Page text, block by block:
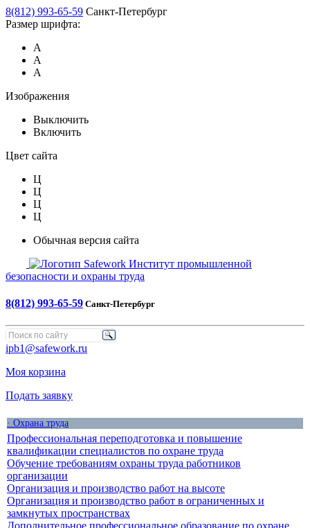
8(812) 993-65-59 Санкт-Петербург
Размер шрифта:
А
А
А
Изображения
Выключить
Включить
Цвет сайта
Ц
Ц
Ц
Ц
Обычная версия сайта
Safework Институт промышленной
безопасности и охраны труда
8(812) 993-65-59 Санкт-Петербург
ipb1@safework.ru
Моя корзина
Подать заявку
· Охрана труда
Профессиональная переподготовка и повышение
квалификации специалистов по охране труда
Обучение требованиям охраны труда работников
организации
Организация и производство работ на высоте
Организация и производство работ в ограниченных и
замкнутых пространствах
Дополнительное профессиональное образование по охране